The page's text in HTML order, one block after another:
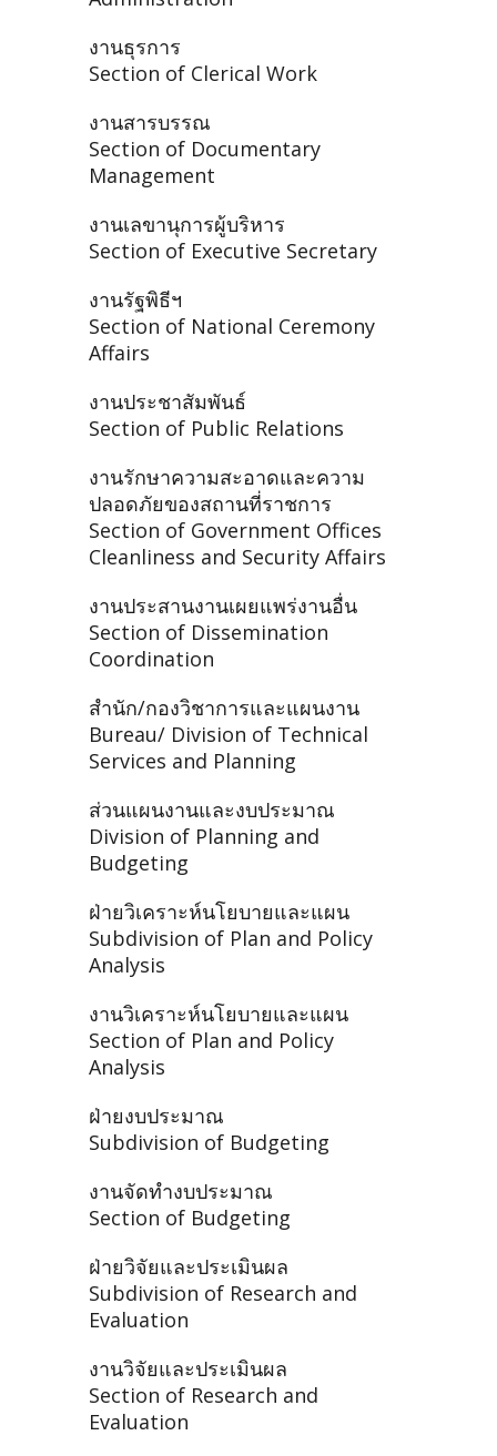
งานธุรการ
Section of Clerical Work
งานสารบรรณ
Section of Documentary
Management
งานเลขานุการผู้บริหาร
Section of Executive Secretary
งานรัฐพิธีฯ
Section of National Ceremony
Affairs
งานประชาสัมพันธ์
Section of Public Relations
งานรักษาความสะอาดและความ
ปลอดภัยของสถานที่ราชการ
Section of Government Offices
Cleanliness and Security Affairs
งานประสานงานเผยแพร่งานอื่น
Section of Dissemination
Coordination
สำนัก/กองวิชาการและแผนงาน
Bureau/ Division of Technical
Services and Planning
ส่วนแผนงานและงบประมาณ
Division of Planning and
Budgeting
ฝ่ายวิเคราะห์นโยบายและแผน
Subdivision of Plan and Policy
Analysis
งานวิเคราะห์นโยบายและแผน
Section of Plan and Policy
Analysis
ฝ่ายงบประมาณ
Subdivision of Budgeting
งานจัดทำงบประมาณ
Section of Budgeting
ฝ่ายวิจัยและประเมินผล
Subdivision of Research and
Evaluation
งานวิจัยและประเมินผล
Section of Research and
Evaluation